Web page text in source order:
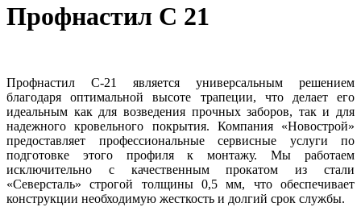
Профнастил С 21
Профнастил С-21 является универсальным решением
благодаря оптимальной высоте трапеции, что делает его
идеальным как для возведения прочных заборов, так и для
надежного кровельного покрытия. Компания «Новострой»
предоставляет профессиональные сервисные услуги по
подготовке этого профиля к монтажу. Мы работаем
исключительно с качественным прокатом из стали
«Северсталь» строгой толщины 0,5 мм, что обеспечивает
конструкции необходимую жесткость и долгий срок службы.